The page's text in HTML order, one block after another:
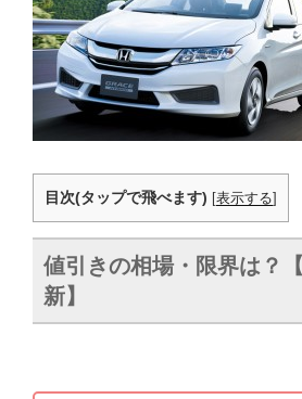
目次(タップで飛べます) [表示する]
値引きの相場・限界は？【
新】